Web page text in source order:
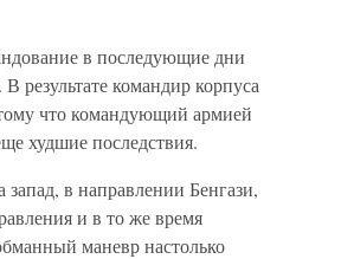
в последующие дни
результате командир корпуса
что командующий армией
худшие последствия.
в направлении Бенгази,
и в то же время
маневр настолько